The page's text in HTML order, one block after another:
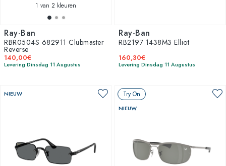
1 van 2 kleuren
Ray-Ban
RBR0504S 682911 Clubmaster
Reverse
140,00€
Levering Dinsdag 11 Augustus
Ray-Ban
RB2197 1438M3 Elliot
160,30€
Levering Dinsdag 11 Augustus
NIEUW Try On
NIEUW